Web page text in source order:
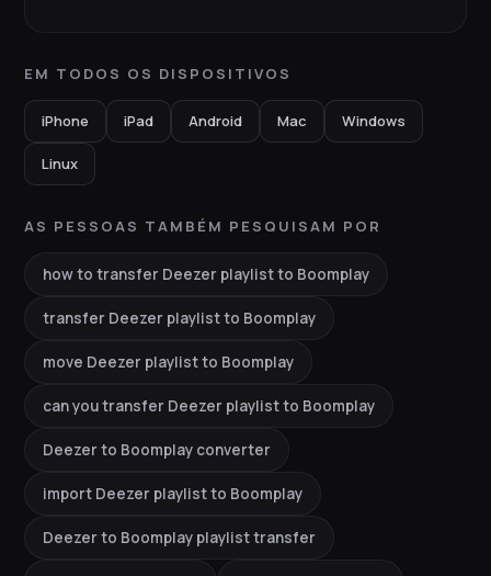
EM TODOS OS DISPOSITIVOS
iPhone iPad Android Mac Windows
Linux
AS PESSOAS TAMBÉM PESQUISAM POR
how to transfer Deezer playlist to Boomplay
transfer Deezer playlist to Boomplay
move Deezer playlist to Boomplay
can you transfer Deezer playlist to Boomplay
Deezer to Boomplay converter
import Deezer playlist to Boomplay
Deezer to Boomplay playlist transfer